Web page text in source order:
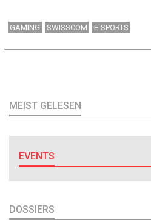
GAMING SWISSCOM E-SPORTS
MEIST GELESEN
EVENTS
DOSSIERS